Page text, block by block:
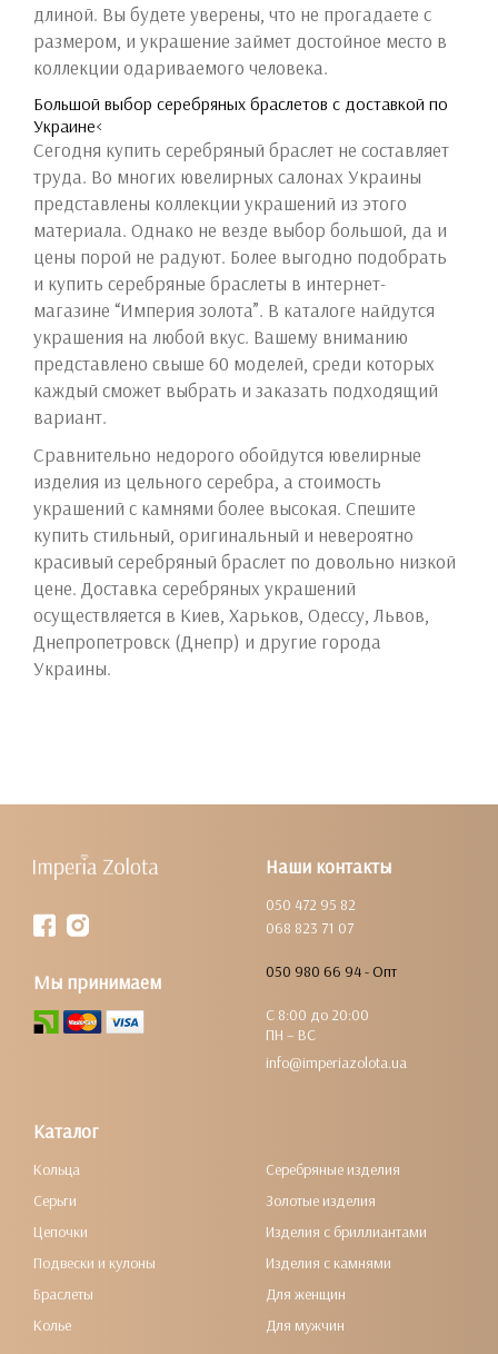
длиной. Вы будете уверены, что не прогадаете с
размером, и украшение займет достойное место в
коллекции одариваемого человека.
Большой выбор серебряных браслетов с доставкой по
Украине<
Сегодня купить серебряный браслет не составляет
труда. Во многих ювелирных салонах Украины
представлены коллекции украшений из этого
материала. Однако не везде выбор большой, да и
цены порой не радуют. Более выгодно подобрать
и купить серебряные браслеты в интернет-
магазине “Империя золота”. В каталоге найдутся
украшения на любой вкус. Вашему вниманию
представлено свыше 60 моделей, среди которых
каждый сможет выбрать и заказать подходящий
вариант.
Сравнительно недорого обойдутся ювелирные
изделия из цельного серебра, а стоимость
украшений с камнями более высокая. Спешите
купить стильный, оригинальный и невероятно
красивый серебряный браслет по довольно низкой
цене. Доставка серебряных украшений
осуществляется в Киев, Харьков, Одессу, Львов,
Днепропетровск (Днепр) и другие города
Украины.
Наши контакты
050 472 95 82
068 823 71 07
050 980 66 94 - Опт
С 8:00 до 20:00
ПН – ВС
info@imperiazolota.ua
Мы принимаем
Каталог
Кольца
Серьги
Цепочки
Подвески и кулоны
Браслеты
Колье
Серебряные изделия
Золотые изделия
Изделия с бриллиантами
Изделия с камнями
Для женщин
Для мужчин